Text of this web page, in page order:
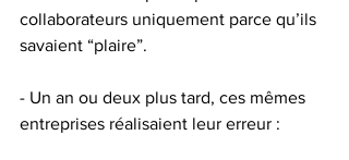
collaborateurs uniquement parce qu’ils
savaient “plaire”.
- Un an ou deux plus tard, ces mêmes
entreprises réalisaient leur erreur :